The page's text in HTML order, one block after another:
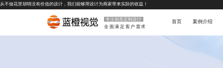
从不做花里胡哨没有价值的设计，我们能够用设计为商家带来实际的收益！
专注创意定制设计
全面满足客户需求
首页 案例介绍